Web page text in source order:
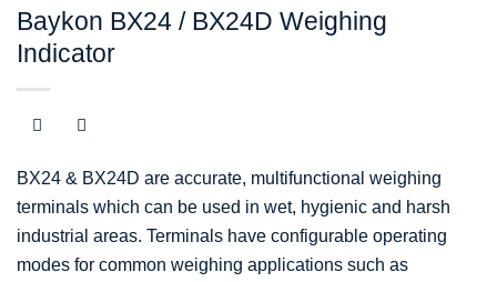
Baykon BX24 / BX24D Weighing
Indicator
BX24 & BX24D are accurate, multifunctional weighing
terminals which can be used in wet, hygienic and harsh
industrial areas. Terminals have configurable operating
modes for common weighing applications such as